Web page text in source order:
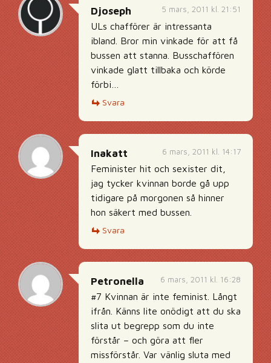
5 mars, 2011 kl. 21:51
Djoseph
ULs chafförer är intressanta
ibland. Bror min vinkade för att få
bussen att stanna. Busschaffören
vinkade glatt tillbaka och körde
förbi…
Svara
6 mars, 2011 kl. 14:17
Inakatt
Feminister hit och sexister dit,
jag tycker kvinnan borde gå upp
tidigare på morgonen så hinner
hon säkert med bussen.
Svara
6 mars, 2011 kl. 16:28
Petronella
#7 Kvinnan är inte feminist. Långt
ifrån. Känns lite onödigt att du ska
slita ut begrepp som du inte
förstår – och göra att fler
missförstår. Var vänlig sluta med